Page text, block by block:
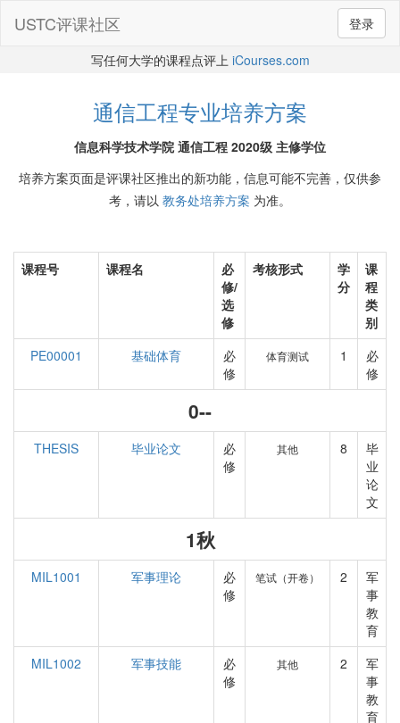
登录
USTC评课社区
写任何大学的课程点评上 iCourses.com
通信工程专业培养方案
信息科学技术学院 通信工程 2020级 主修学位
培养方案页面是评课社区推出的新功能，信息可能不完善，仅供参
考，请以 教务处培养方案 为准。
课程号 课程名
必
修/
选
修
考核形式
学
分
课
程
类
别
PE00001
基础体育
必
修
体育测试 1
必
修
0--
THESIS 毕业论文
必
修
其他 8
毕
业
论
文
1秋
MIL1001 军事理论
必
修
笔试（开卷） 2
军
事
教
育
MIL1002
军事技能
必
修
其他 2
军
事
教
育